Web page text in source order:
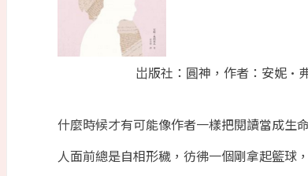
岀版社：圓神，作者：安妮•
什麼時候才有可能像作者一樣把閱讀當成生
人面前總是自相形穢，彷彿一個剛拿起籃球